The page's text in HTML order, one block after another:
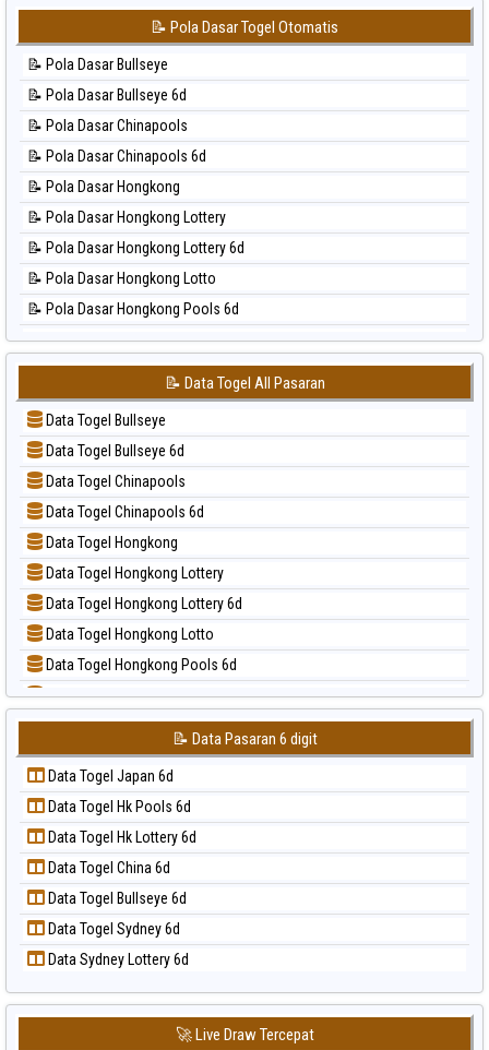
⚽ Bola Hitam Sydney Lotto
⚽ Bola Hitam Sydney Pools 6d
⚽ Bola Hitam Taipei
⚽ Bola Hitam Taiwan
📊 Statistik Japan 6d
📊 Statistik Korea
📊 Statistik Kuda Lari
📊 Statistik Magnum Cambodia
📊 Statistik Nagoya
📊 Statistik New York Midday
📊 Statistik North Carolina Day
📊 Statistik Pcso
📊 Statistik Pennsylvania Day
📊 Statistik Sao Paulo
📊 Statistik Singapore
📊 Statistik Sydney
📊 Statistik Sydney Lottery
📊 Statistik Sydney Lottery 6d
📊 Statistik Sydney Lotto
📊 Statistik Sydney Pools 6d
📊 Statistik Taipei
📊 Statistik Taiwan
📝 Pola Dasar Togel Otomatis
📝 Pola Dasar Bullseye
📝 Pola Dasar Bullseye 6d
📝 Pola Dasar Chinapools
📝 Pola Dasar Chinapools 6d
📝 Pola Dasar Hongkong
📝 Pola Dasar Hongkong Lottery
📝 Pola Dasar Hongkong Lottery 6d
📝 Pola Dasar Hongkong Lotto
📝 Pola Dasar Hongkong Pools 6d
📝 Pola Dasar Japan
📝 Pola Dasar Japan 6d
📝 Pola Dasar Korea
📝 Pola Dasar Kuda Lari
📝 Pola Dasar Magnum Cambodia
📝 Pola Dasar Nagoya
📝 Pola Dasar North Carolina Day
📝 Pola Dasar Pcso
📝 Pola Dasar Sao Paulo
📝 Pola Dasar Singapore
📝 Pola Dasar Sydney
📝 Pola Dasar Sydney Lottery
📝 Pola Dasar Sydney Lottery 6d
📝 Pola Dasar Sydney Lotto
📝 Pola Dasar Sydney Pools 6d
📝 Pola Dasar Taipei
📝 Pola Dasar Taiwan
📝 Data Togel All Pasaran
Data Togel Bullseye
Data Togel Bullseye 6d
Data Togel Chinapools
Data Togel Chinapools 6d
Data Togel Hongkong
Data Togel Hongkong Lottery
Data Togel Hongkong Lottery 6d
Data Togel Hongkong Lotto
Data Togel Hongkong Pools 6d
Data Togel Japan
Data Togel Japan 6d
Data Togel Korea
Data Togel Kuda Lari
Data Togel Magnum Cambodia
Data Togel Nagoya
Data Togel North Carolina Day
Data Togel Pcso
Data Togel Sao Paulo
Data Togel Singapore
Data Togel Sydney
Data Togel Sydney Lottery
📝 Data Pasaran 6 digit
Data Togel Japan 6d
Data Togel Hk Pools 6d
Data Togel Hk Lottery 6d
Data Togel China 6d
Data Togel Bullseye 6d
Data Togel Sydney 6d
Data Sydney Lottery 6d
🚀 Live Draw Tercepat